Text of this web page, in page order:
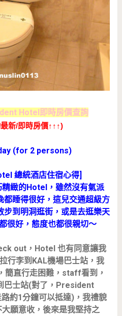
Hotel即時房價查詢
新/即時房價↑↑↑)
(for 2 persons)
總統酒店住宿心得]
緻的Hotel，雖然沒有氣派
都睡得很好，這兒交通超級方
步到明洞逛街，或是去逛樂天
很好，態度也都很親切～
out，Hotel 也有同意讓我
行李到KAL機場巴士站，我
簡直行走困難，staff看到，
巴士站(對了，President
約1分鐘可以抵達)，我禮貌
願意收，後來是我堅持之